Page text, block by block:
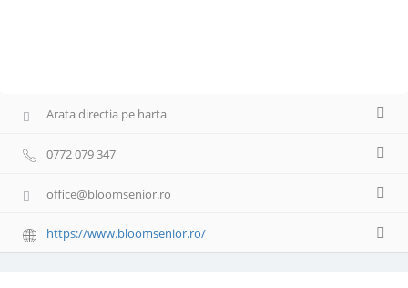
Arata directia pe harta
0772 079 347
office@bloomsenior.ro
https://www.bloomsenior.ro/